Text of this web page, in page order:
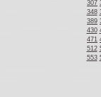
307
348
389
430
471
512
553